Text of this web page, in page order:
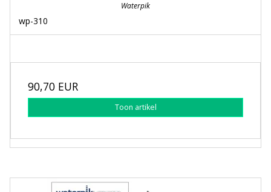
Waterpik
wp-310
90,70 EUR
Toon artikel